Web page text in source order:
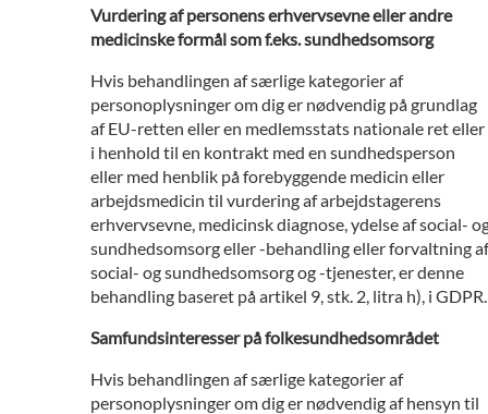
Vurdering af personens erhvervsevne eller andre
medicinske formål som f.eks. sundhedsomsorg
Hvis behandlingen af særlige kategorier af
personoplysninger om dig er nødvendig på grundlag
af EU-retten eller en medlemsstats nationale ret eller
i henhold til en kontrakt med en sundhedsperson
eller med henblik på forebyggende medicin eller
arbejdsmedicin til vurdering af arbejdstagerens
erhvervsevne, medicinsk diagnose, ydelse af social-
sundhedsomsorg eller -behandling eller forvaltning af
social- og sundhedsomsorg og -tjenester, er denne
behandling baseret på artikel 9, stk. 2, litra h), i GDPR.
Samfundsinteresser på folkesundhedsområdet
Hvis behandlingen af særlige kategorier af
personoplysninger om dig er nødvendig af hensyn til